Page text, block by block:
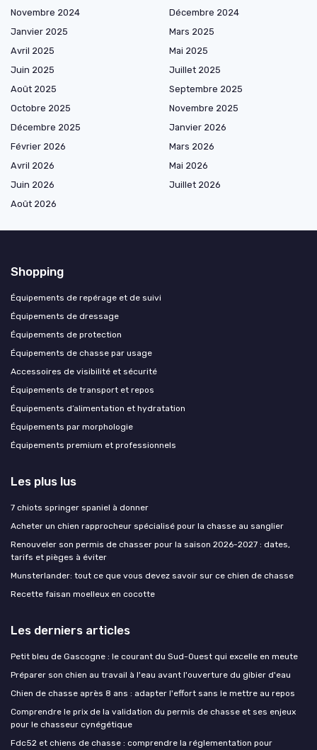
Novembre 2024
Décembre 2024
Janvier 2025
Mars 2025
Avril 2025
Mai 2025
Juin 2025
Juillet 2025
Août 2025
Septembre 2025
Octobre 2025
Novembre 2025
Décembre 2025
Janvier 2026
Février 2026
Mars 2026
Avril 2026
Mai 2026
Juin 2026
Juillet 2026
Août 2026
Shopping
Équipements de repérage et de suivi
Équipements de dressage
Équipements de protection
Équipements de chasse par usage
Accessoires de visibilité et sécurité
Équipements de transport et repos
Équipements d’alimentation et hydratation
Équipements par morphologie
Équipements premium et professionnels
Les plus lus
7 chiots springer spaniel à donner
Acheter un chien rapprocheur spécialisé pour la chasse au sanglier
Renouveler son permis de chasser pour la saison 2026-2027 : dates,
tarifs et pièges à éviter
Munsterlander: tout ce que vous devez savoir sur ce chien de chasse
Recette faisan moelleux en cocotte
Les derniers articles
Petit bleu de Gascogne : le courant du Sud-Ouest qui excelle en meute
Préparer son chien au travail à l'eau avant l'ouverture du gibier d'eau
Chien de chasse après 8 ans : adapter l'effort sans le mettre au repos
Comprendre le prix de la validation du permis de chasse et ses enjeux
pour le chasseur cynégétique
Fdc52 et chiens de chasse : comprendre la réglementation pour